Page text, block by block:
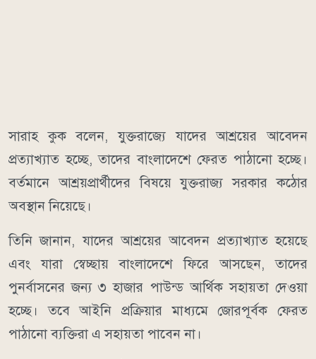
সারাহ কুক বলেন, যুক্তরাজ্যে যাদের আশ্রয়ের আবেদন
প্রত্যাখ্যাত হচ্ছে, তাদের বাংলাদেশে ফেরত পাঠানো হচ্ছে।
বর্তমানে আশ্রয়প্রার্থীদের বিষয়ে যুক্তরাজ্য সরকার কঠোর
অবস্থান নিয়েছে।
তিনি জানান, যাদের আশ্রয়ের আবেদন প্রত্যাখ্যাত হয়েছে
এবং যারা স্বেচ্ছায় বাংলাদেশে ফিরে আসছেন, তাদের
পুনর্বাসনের জন্য ৩ হাজার পাউন্ড আর্থিক সহায়তা দেওয়া
হচ্ছে। তবে আইনি প্রক্রিয়ার মাধ্যমে জোরপূর্বক ফেরত
পাঠানো ব্যক্তিরা এ সহায়তা পাবেন না।